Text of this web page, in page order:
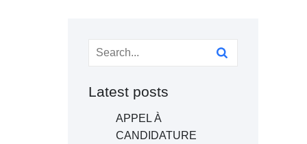
Latest posts
APPEL À
CANDIDATURE